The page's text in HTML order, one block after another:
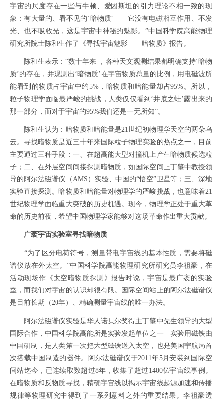
宇宙的尺度存在一些与牛顿、爱因斯坦的引力理论不相一致的现
象：有大量的、看不见的‘暗物质’——它没有电磁相互作用、不发
光、也不吸收光，这是宇宙中神秘的魅影。”中国科学院高能物理
研究所院士陈和生作了《寻找宇宙魅影——暗物质》报告。
陈和生表示：“数十年来 ，各种天文观测结果都明确支持‘暗物
质’的存在，并观测出‘暗物质’在宇宙物质总量的比例，用电磁波所
能看到的物质占宇宙中约5%，暗物质和暗能量却占95%。所以，
粒子物理学面临最严峻的挑战，人类仅仅看到‘井底之蛙’露出来的
那一部分，而对于宇宙的95%我们还是一无所知”。
陈和生认为：暗物质和暗能量是21世纪初物理学天空的两朵乌
云。寻找暗物质是近三十年来国际粒子物理实验的热点之一，目前
主要通过三种手段：一、在超高能大型对撞机上产生暗物质候选粒
子；二、在外层空间间接探测暗物质，如国际空间上丁肇中教授领
导的阿尔法磁谱仪（AMS）实验、中国的“悟空”卫星等；三、深地
实验直接探测。暗物质和暗能量对物理学的严峻挑战，也意味着21
世纪物理学面临重大突破的历史机遇。现今，物理学正处于重大革
命的历史前夜，希望中国物理学家能够对这场革命作出重大贡献。
广袤宇宙实验室寻找暗物质
“为了区分电荷符号，测量带电宇宙线的基本性质，需要将磁
谱仪放在外太空。”中国科学院高能物理研究所研究员李祖豪，在
活动现场作《太空暗物质探测》报告时说，宇宙是最广袤的实验
室，而我们对宇宙的认识却很有限。国际空间站上的阿尔法磁谱仪
是目前长期（20年）、精确测量宇宙线的唯一办法。
阿尔法磁谱仪实验是华人诺贝尔奖得主丁肇中先生领导的大型
国际合作，中国科学院高能所是实验发起单位之一，实验用磁铁由
中国研制，是人类第一次把大型磁铁送入太空，也是美国宇航局首
次搭载中国制造的器件。阿尔法磁谱仪于2011年5月安装到国际空
间站迄今，已连续取数超过8年，收集了超过1400亿宇宙线事例。
在暗物质和反物质寻找，精确宇宙线以揭示宇宙线起源加速和传播
规律等物理研究中得到了一系列意料之外的重要结果。李祖豪透